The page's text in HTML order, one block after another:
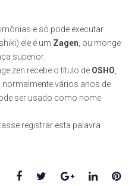
e só pode executar
ele é um Zagen , ou monge
superior.
zen recebe o título de OSHO
normalmente vários anos de
ser usado como nome
registrar esta palavra
Facebook
TwitterGoogle+LinkedIn